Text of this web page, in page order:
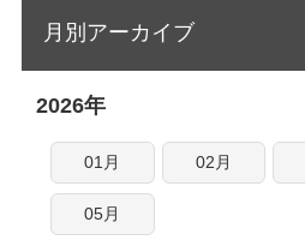
月別アーカイブ
2026年
01月 02月
05月